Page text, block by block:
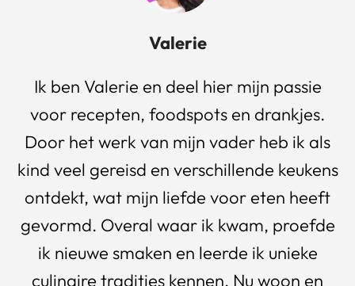
Valerie
Ik ben Valerie en deel hier mijn passie
voor recepten, foodspots en drankjes.
Door het werk van mijn vader heb ik als
kind veel gereisd en verschillende keukens
ontdekt, wat mijn liefde voor eten heeft
gevormd. Overal waar ik kwam, proefde
ik nieuwe smaken en leerde ik unieke
culinaire tradities kennen. Nu woon en